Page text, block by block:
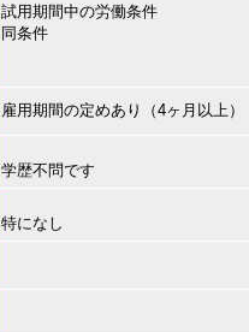
試用期間中の労働条件
同条件
雇用期間の定めあり（4ヶ月以上）
学歴不問です
特になし